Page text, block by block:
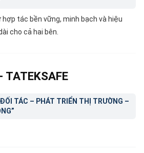
tác bền vững, minh bạch và hiệu
cho cả hai bên.
TATEKSAFE
TÁC – PHÁT TRIỂN THỊ TRƯỜNG –